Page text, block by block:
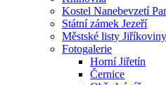
Kostel Nanebevzetí
Státní zámek Jezeří
Městské listy Jiříkoviny
Fotogalerie
Horní Jiřetín
Černice